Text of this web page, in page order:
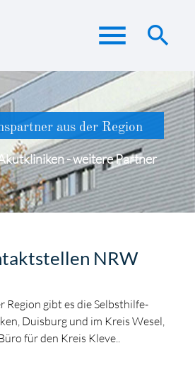
menu search
SUCHEN
aus der Region
- weitere Partner
NRW
gibt es die Selbsthilfe-
Duisburg und im Kreis Wesel,
für den Kreis Kleve..